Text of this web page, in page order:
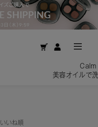
Calm Brightening
美容オイルで洗う贅沢。揺るが
いいね順